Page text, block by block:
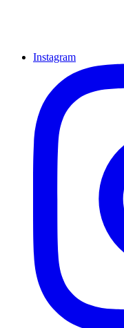
Instagram